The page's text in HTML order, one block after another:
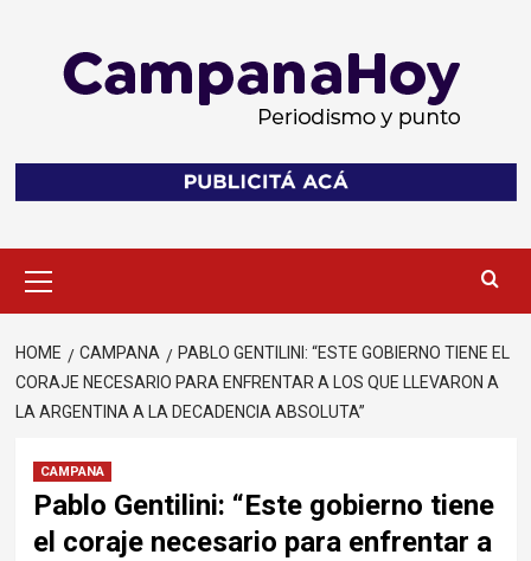
Menu
HOME CAMPANA
PABLO GENTILINI: “ESTE GOBIERNO TIENE EL
CORAJE NECESARIO PARA ENFRENTAR A LOS QUE LLEVARON A
LA ARGENTINA A LA DECADENCIA ABSOLUTA”
CAMPANA
Pablo Gentilini: “Este gobierno tiene
el coraje necesario para enfrentar a